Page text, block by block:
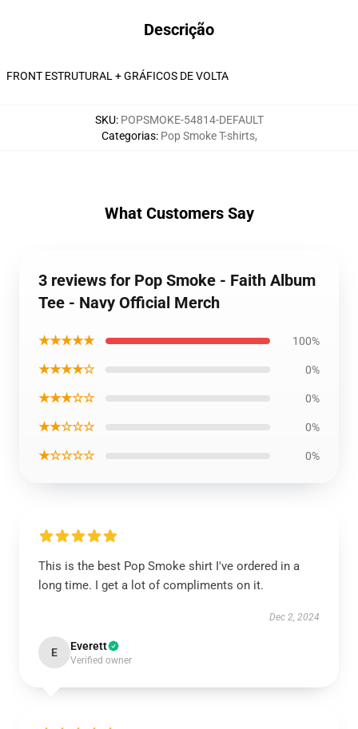
Descrição
FRONT ESTRUTURAL + GRÁFICOS DE VOLTA
SKU: POPSMOKE-54814-DEFAULT
Categorias: Pop Smoke T-shirts,
What Customers Say
3 reviews for Pop Smoke - Faith Album
Tee - Navy Official Merch
★★★★★ 100%
★★★★☆ 0%
★★★☆☆ 0%
★★☆☆☆ 0%
★☆☆☆☆ 0%
This is the best Pop Smoke shirt I've ordered in a
long time. I get a lot of compliments on it.
Dec 2, 2024
E Everett
Verified owner